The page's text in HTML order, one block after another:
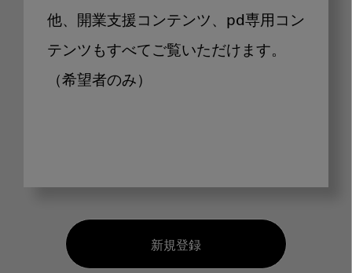
他、開業支援コンテンツ、pd専用コン
テンツもすべてご覧いただけます。
（希望者のみ）
新規登録